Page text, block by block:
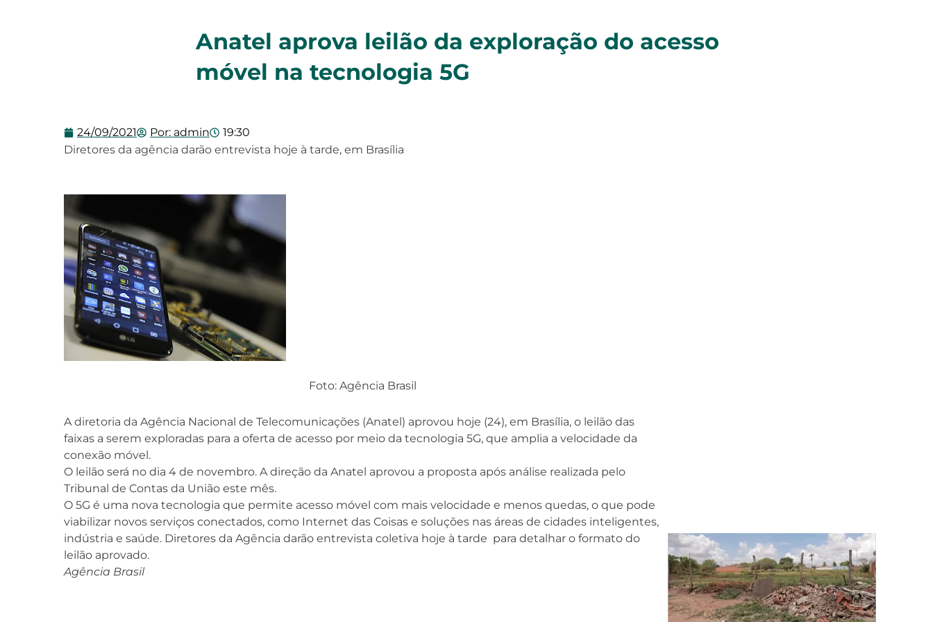
Anatel aprova leilão da exploração do acesso
móvel na tecnologia 5G
24/09/2021 Por: admin
19:30
Diretores da agência darão entrevista hoje à tarde, em Brasília
Foto: Agência Brasil
A diretoria da Agência Nacional de Telecomunicações (Anatel) aprovou hoje (24), em Brasília, o leilão das
faixas a serem exploradas para a oferta de acesso por meio da tecnologia 5G, que amplia a velocidade da
conexão móvel.
O leilão será no dia 4 de novembro. A direção da Anatel aprovou a proposta após análise realizada pelo
Tribunal de Contas da União este mês.
O 5G é uma nova tecnologia que permite acesso móvel com mais velocidade e menos quedas, o que pode
viabilizar novos serviços conectados, como Internet das Coisas e soluções nas áreas de cidades inteligentes,
indústria e saúde. Diretores da Agência darão entrevista coletiva hoje à tarde para detalhar o formato do
leilão aprovado.
Agência Brasil